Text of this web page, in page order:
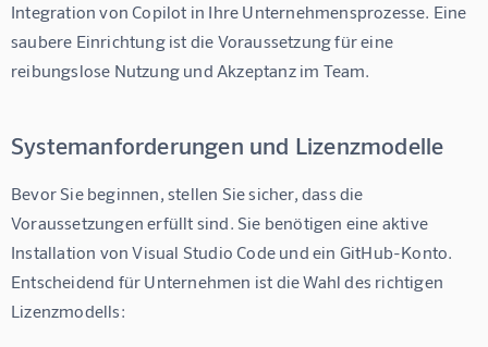
Integration von Copilot in Ihre Unternehmensprozesse. Eine
saubere Einrichtung ist die Voraussetzung für eine
reibungslose Nutzung und Akzeptanz im Team.
Systemanforderungen und Lizenzmodelle
Bevor Sie beginnen, stellen Sie sicher, dass die
Voraussetzungen erfüllt sind. Sie benötigen eine aktive
Installation von Visual Studio Code und ein GitHub-Konto.
Entscheidend für Unternehmen ist die Wahl des richtigen
Lizenzmodells: